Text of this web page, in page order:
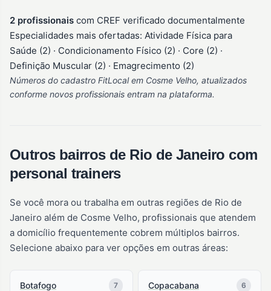
2 profissionais com CREF verificado documentalmente
Especialidades mais ofertadas: Atividade Física para
Saúde (2) · Condicionamento Físico (2) · Core (2) ·
Definição Muscular (2) · Emagrecimento (2)
Números do cadastro FitLocal em Cosme Velho, atualizados
conforme novos profissionais entram na plataforma.
Outros bairros de Rio de Janeiro com
personal trainers
Se você mora ou trabalha em outras regiões de Rio de
Janeiro além de Cosme Velho, profissionais que atendem
a domicílio frequentemente cobrem múltiplos bairros.
Selecione abaixo para ver opções em outras áreas:
Botafogo 7 Copacabana 6